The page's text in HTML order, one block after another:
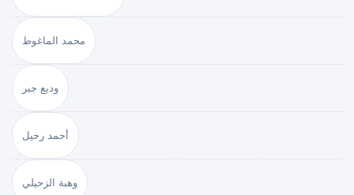
محمد الماغوط
وديع جبر
أحمد رحيل
وهبة الزحيلي